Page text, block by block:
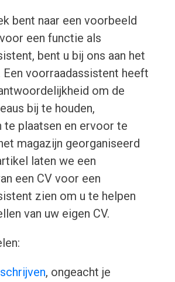
bent naar een voorbeeld
een functie als
bent u bij ons aan het
Een voorraadassistent heeft
om de
bij te houden,
te plaatsen en ervoor te
magazijn georganiseerd
laten we een
een CV voor een
zien om u te helpen
van uw eigen CV.
, ongeacht je